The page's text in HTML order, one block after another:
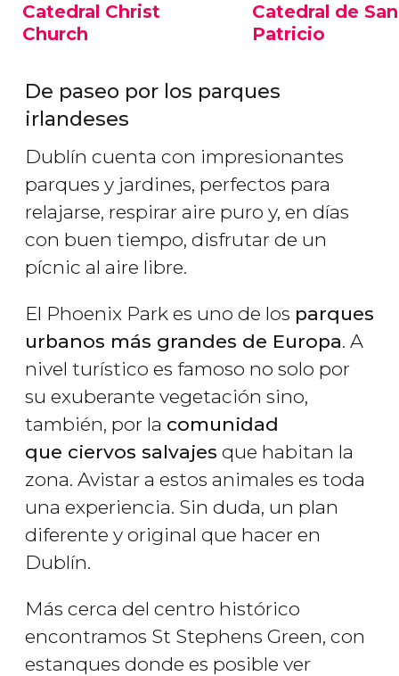
Catedral Christ
Church
Catedral de San
Patricio
De paseo por los parques
irlandeses
Dublín cuenta con impresionantes
parques y jardines, perfectos para
relajarse, respirar aire puro y, en días
con buen tiempo, disfrutar de un
pícnic al aire libre.
El Phoenix Park es uno de los parques
urbanos más grandes de Europa. A
nivel turístico es famoso no solo por
su exuberante vegetación sino,
también, por la comunidad
que ciervos salvajes que habitan la
zona. Avistar a estos animales es toda
una experiencia. Sin duda, un plan
diferente y original que hacer en
Dublín.
Más cerca del centro histórico
encontramos St Stephens Green, con
estanques donde es posible ver